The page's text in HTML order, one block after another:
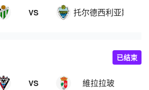
VS 托尔德西利亚斯
VS 維拉拉玻
已结束